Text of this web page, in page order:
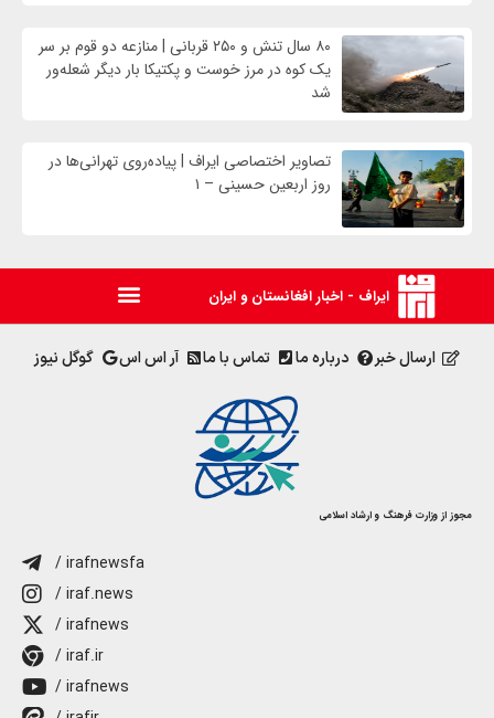
۸۰ سال تنش و ۲۵۰ قربانی | منازعه دو قوم بر سر
یک کوه در مرز خوست و پکتیکا بار دیگر شعله‌ور
شد
تصاویر اختصاصی ایراف | پیاده‌روی تهرانی‌ها در
روز اربعین حسینی – ۱
ایراف - اخبار افغانستان و ایران
ارسال خبر درباره ما تماس با ما آر اس اس گوگل نیوز
مجوز از وزارت فرهنگ و ارشاد اسلامی
/ irafnewsfa
/ iraf.news
/ irafnews
/ iraf.ir
/ irafnews